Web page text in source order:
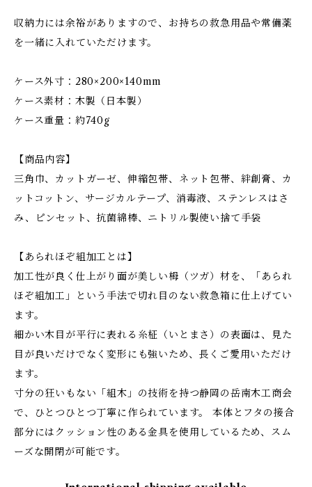
収納力には余裕がありますので、お持ちの救急用品や常備薬
を一緒に入れていただけます。
ケース外寸：280×200×140mm
ケース素材：木製（日本製）
ケース重量：約740g
【商品内容】
三角巾、カットガーゼ、伸縮包帯、ネット包帯、絆創膏、カ
ットコットン、サージカルテープ、消毒液、ステンレスはさ
み、ピンセット、抗菌綿棒、ニトリル製使い捨て手袋
【あられほぞ組加工とは】
加工性が良く仕上がり面が美しい栂（ツガ）材を、「あられ
ほぞ組加工」という手法で切れ目のない救急箱に仕上げてい
ます。
細かい木目が平行に表れる糸柾（いとまさ）の表面は、見た
目が良いだけでなく変形にも強いため、長くご愛用いただけ
ます。
寸分の狂いもない「組木」の技術を持つ静岡の岳南木工商会
で、ひとつひとつ丁寧に作られています。 本体とフタの接合
部分にはクッション性のある金具を使用しているため、スム
ーズな開閉が可能です。